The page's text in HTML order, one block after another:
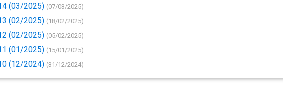
(03/2025) (07/03/2025)
(02/2025) (18/02/2025)
(02/2025) (05/02/2025)
(01/2025) (15/01/2025)
(12/2024) (31/12/2024)